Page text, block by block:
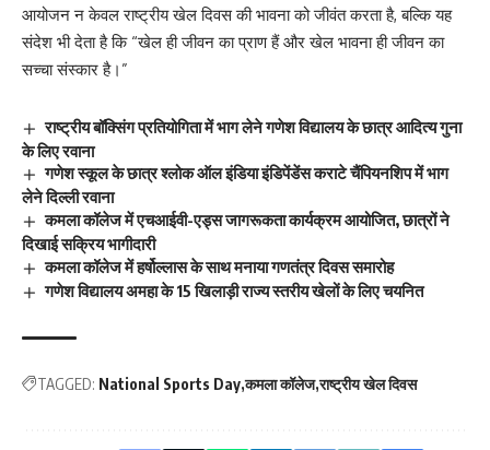
आयोजन न केवल राष्ट्रीय खेल दिवस की भावना को जीवंत करता है, बल्कि यह
संदेश भी देता है कि “खेल ही जीवन का प्राण हैं और खेल भावना ही जीवन का
सच्चा संस्कार है।”
राष्ट्रीय बॉक्सिंग प्रतियोगिता में भाग लेने गणेश विद्यालय के छात्र आदित्य गुना
के लिए रवाना
गणेश स्कूल के छात्र श्लोक ऑल इंडिया इंडिपेंडेंस कराटे चैंपियनशिप में भाग
लेने दिल्ली रवाना
कमला कॉलेज में एचआईवी-एड्स जागरूकता कार्यक्रम आयोजित, छात्रों ने
दिखाई सक्रिय भागीदारी
कमला कॉलेज में हर्षोल्लास के साथ मनाया गणतंत्र दिवस समारोह
गणेश विद्यालय अमहा के 15 खिलाड़ी राज्य स्तरीय खेलों के लिए चयनित
TAGGED: National Sports Day कमला कॉलेज राष्ट्रीय खेल दिवस